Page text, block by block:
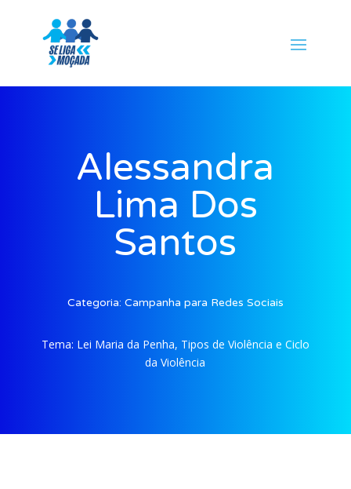
Alessandra
Lima Dos
Santos
Categoria: Campanha para Redes Sociais
Tema: Lei Maria da Penha, Tipos de Violência e Ciclo
da Violência